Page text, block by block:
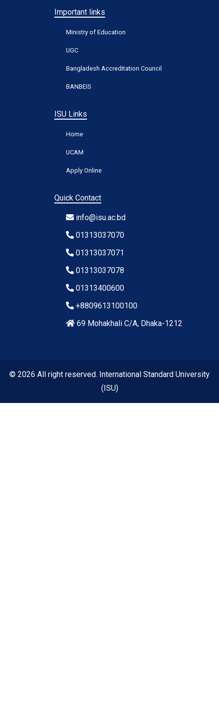
Important links
Ministry of Education
UGC
Bangladesh Accreditation Council
BANBEIS
ISU Links
Home
UCAM
Apply Online
Quick Contact
info@isu.ac.bd
01313037070
01313037071
01313037078
01313400600
+8809613100100
69 Mohakhali C/A, Dhaka-1212
© 2026 All right reserved. International Standard University
(ISU)